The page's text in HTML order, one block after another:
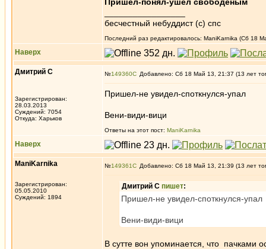
бесчестный небуддист (с) спс
Последний раз редактировалось: ManiKarnika (Сб 18
Наверх
Дмитрий С
Зарегистрирован:
28.03.2013
Суждений: 7054
Откуда: Харьков
№149360 Добавлено: Сб 18 Май 13, 21:37 (13 лет
Пришел-не увидел-споткнулся-упал
Вени-види-вици
Ответы на этот пост: ManiKarnika
Наверх
ManiKarnika
Зарегистрирован:
05.05.2010
Суждений: 1894
№149361 Добавлено: Сб 18 Май 13, 21:39 (13 лет
Дмитрий С пишет:
Пришел-не увидел-споткнулся-упал
Вени-види-вици
В сутте вон упоминается, что пачками